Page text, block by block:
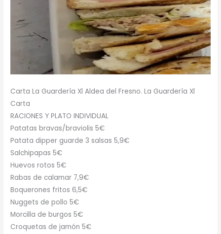
Carta La Guardería Xl Aldea del Fresno. La Guardería Xl
Carta
RACIONES Y PLATO INDIVIDUAL
Patatas bravas/braviolis 5€
Patata dipper guarde 3 salsas 5,9€
Salchipapas 5€
Huevos rotos 5€
Rabas de calamar 7,9€
Boquerones fritos 6,5€
Nuggets de pollo 5€
Morcilla de burgos 5€
Croquetas de jamón 5€